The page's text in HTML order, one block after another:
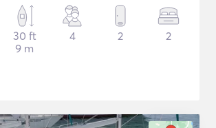
30 ft
9 m
4 2 2